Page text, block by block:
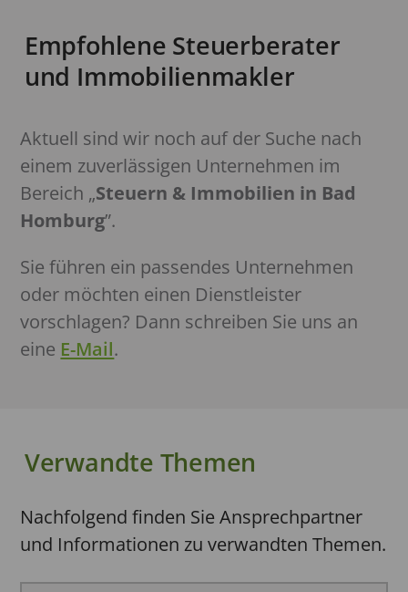
Empfohlene Steuerberater
und Immobilienmakler
Aktuell sind wir noch auf der Suche nach
einem zuverlässigen Unternehmen im
Bereich „Steuern & Immobilien in Bad
Homburg”.
Sie führen ein passendes Unternehmen
oder möchten einen Dienstleister
vorschlagen? Dann schreiben Sie uns an
eine E-Mail.
Verwandte Themen
Nachfolgend finden Sie Ansprechpartner
und Informationen zu verwandten Themen.